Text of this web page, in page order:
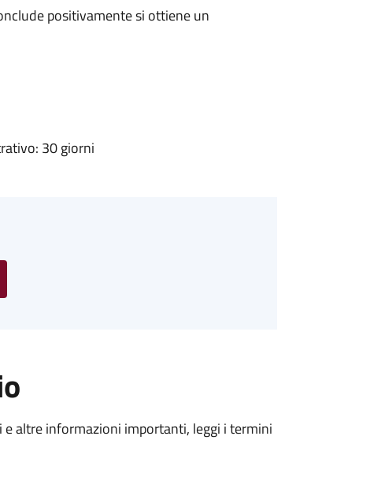
positivamente si ottiene un
30 giorni
altre informazioni importanti, leggi i termini